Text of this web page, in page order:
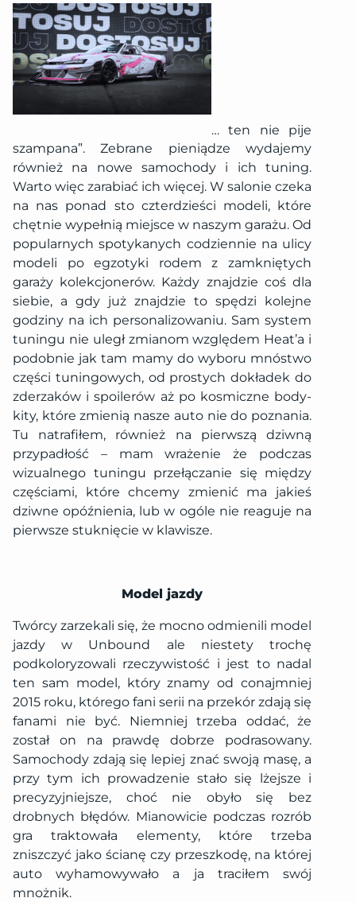
… ten nie pije
szampana”. Zebrane pieniądze wydajemy
również na nowe samochody i ich tuning.
Warto więc zarabiać ich więcej. W salonie czeka
na nas ponad sto czterdzieści modeli, które
chętnie wypełnią miejsce w naszym garażu. Od
popularnych spotykanych codziennie na ulicy
modeli po egzotyki rodem z zamkniętych
garaży kolekcjonerów. Każdy znajdzie coś dla
siebie, a gdy już znajdzie to spędzi kolejne
godziny na ich personalizowaniu. Sam system
tuningu nie uległ zmianom względem Heat’a i
podobnie jak tam mamy do wyboru mnóstwo
części tuningowych, od prostych dokładek do
zderzaków i spoilerów aż po kosmiczne body-
kity, które zmienią nasze auto nie do poznania.
Tu natrafiłem, również na pierwszą dziwną
przypadłość – mam wrażenie że podczas
wizualnego tuningu przełączanie się między
częściami, które chcemy zmienić ma jakieś
dziwne opóźnienia, lub w ogóle nie reaguje na
pierwsze stuknięcie w klawisze.
Model jazdy
Twórcy zarzekali się, że mocno odmienili model
jazdy w Unbound ale niestety trochę
podkoloryzowali rzeczywistość i jest to nadal
ten sam model, który znamy od conajmniej
2015 roku, którego fani serii na przekór zdają się
fanami nie być. Niemniej trzeba oddać, że
został on na prawdę dobrze podrasowany.
Samochody zdają się lepiej znać swoją masę, a
przy tym ich prowadzenie stało się lżejsze i
precyzyjniejsze, choć nie obyło się bez
drobnych błędów. Mianowicie podczas rozrób
gra traktowała elementy, które trzeba
zniszczyć jako ścianę czy przeszkodę, na której
auto wyhamowywało a ja traciłem swój
mnożnik.